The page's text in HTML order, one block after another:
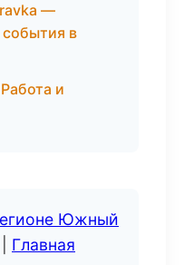
—
события в
и
Южный
Главная